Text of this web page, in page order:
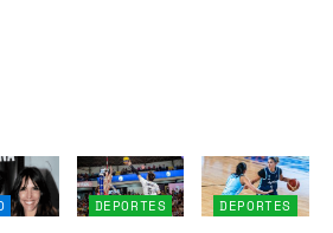
DEPORTES DEPORTES